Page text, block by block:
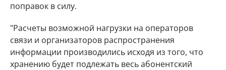
поправок в силу.
"Расчеты возможной нагрузки на операторов
связи и организаторов распространения
информации производились исходя из того, что
хранению будет подлежать весь абонентский